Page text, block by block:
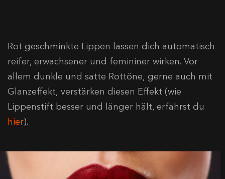
Rot geschminkte Lippen lassen dich automatisch
reifer, erwachsener und femininer wirken. Vor
allem dunkle und satte Rottöne, gerne auch mit
Glanzeffekt, verstärken diesen Effekt (wie
Lippenstift besser und länger hält, erfährst du
hier).